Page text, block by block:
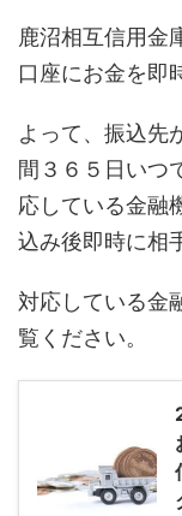
鹿沼相互信用金
口座にお金を即
よって、振込先
間３６５日いつ
応している金融
込み後即時に相
対応している金
覧ください。